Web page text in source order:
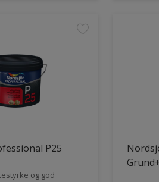
P25
og god